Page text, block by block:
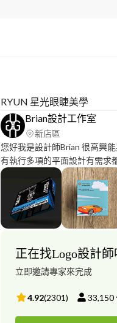
RYUN 星光眼睫美學
Brian設計工作室
新店區
您好我是設計師Brian 很高興
有執行多項的平面設計有需求
風格、需求、交件日期和預算
單，合作的過程和內容都在報
過非常多類型及風格的設計、
廠商、一條龍服務、完善的
什麼、通常都是做到比客戶預
正在找Logo設計師
立即邀請專家來完成
4.92(2301) 33,150